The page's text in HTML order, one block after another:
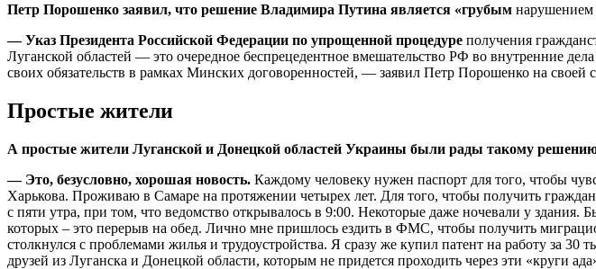
Петр Порошенко заявил, что решение Владимира Путина является «грубым нарушением
— Указ Президента Российской Федерации по упрощенной процедуре получения
Луганской областей — это очередное беспрецедентное вмешательство РФ во внутренние
своих обязательств в рамках Минских договоренностей, — заявил Петр Порошенко на своей
Простые жители
А простые жители Луганской и Донецкой областей Украины были рады такому решению
— Это, безусловно, хорошая новость. Каждому человеку нужен паспорт для того, чтобы
Харькова. Проживаю в Самаре на протяжении четырех лет. Для того, чтобы получить
с пяти утра, при том, что ведомство открывалось в 9:00. Некоторые даже ночевали у
которых – это перерыв на обед. Лично мне пришлось ездить в ФМС, чтобы получить
столкнулся с проблемами жилья и трудоустройства. Я сразу же купил патент на работу за
друзей из Луганска и Донецкой области, которым не придется проходить через эти «круги